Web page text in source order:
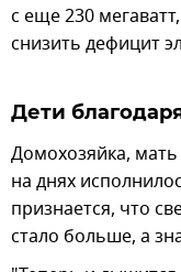
с еще 230
снизить дефицит
Дети
Домохозяйка,
на днях
признается, что
стало больше, а